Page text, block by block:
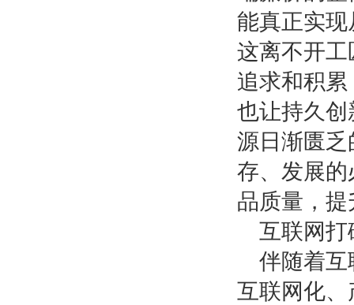
能真正实现
这离不开
追求和积
也让持久
源日渐匮
存、发展
品质量，
互联网打
伴随着互
互联网化